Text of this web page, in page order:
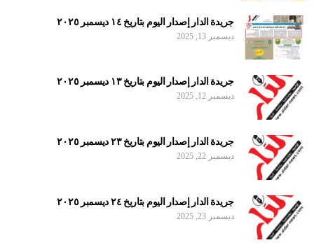
جريدة الدار إصدار اليوم بتاريخ ١٤ ديسمبر ٢٠٢٥
ديسمبر 13, 2025
جريدة الدار إصدار اليوم بتاريخ ١٣ ديسمبر ٢٠٢٥
ديسمبر 12, 2025
جريدة الدار إصدار اليوم بتاريخ ٢٣ ديسمبر ٢٠٢٥
ديسمبر 22, 2025
جريدة الدار إصدار اليوم بتاريخ ٢٤ ديسمبر ٢٠٢٥
ديسمبر 23, 2025